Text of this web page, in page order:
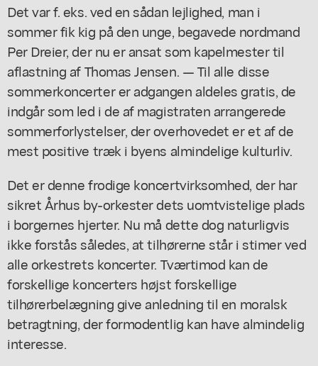
Det var f. eks. ved en sådan lejlighed, man i
sommer fik kig på den unge, begavede nordmand
Per Dreier, der nu er ansat som kapelmester til
aflastning af Thomas Jensen. — Til alle disse
sommerkoncerter er adgangen aldeles gratis, de
indgår som led i de af magistraten arrangerede
sommerforlystelser, der overhovedet er et af de
mest positive træk i byens almindelige kulturliv.
Det er denne frodige koncertvirksomhed, der har
sikret Århus by-orkester dets uomtvistelige plads
i borgernes hjerter. Nu må dette dog naturligvis
ikke forstås således, at tilhørerne står i stimer ved
alle orkestrets koncerter. Tværtimod kan de
forskellige koncerters højst forskellige
tilhørerbelægning give anledning til en moralsk
betragtning, der formodentlig kan have almindelig
interesse.